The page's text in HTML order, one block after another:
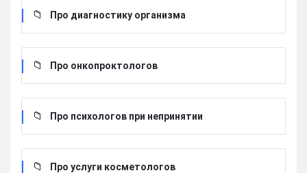
Про диагностику организма
Про онкопроктологов
Про психологов при непринятии
Про услуги косметологов